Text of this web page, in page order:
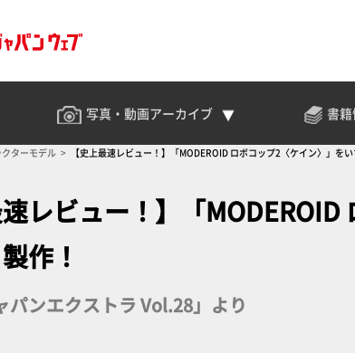
写真・動画アーカイブ 書
ターモデル 【史上最速レビュー！】「MODEROID ロボコップ2〈ケイン〉」を
速レビュー！】「
作！
パンエクストラ Vol.28」より